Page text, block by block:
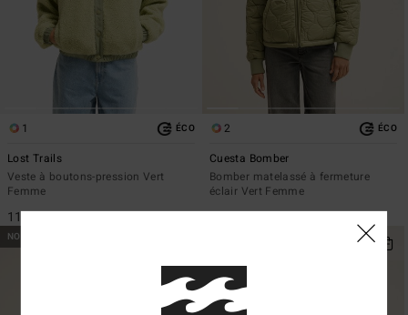
1 ÉCO
Lost Trails
Veste à boutons-pression Vert
Femme
115,95 €
2 ÉCO
Cuesta Bomber
Bomber matelassé à fermeture
éclair Vert Femme
139,95 €
NOUVEAUTÉ